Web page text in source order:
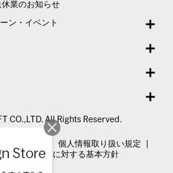
業のお知らせ
ン・イベント
CO.,LTD. All Rights Reserved.
個人情報取り扱い規定
ハラスメントに対する基本方針